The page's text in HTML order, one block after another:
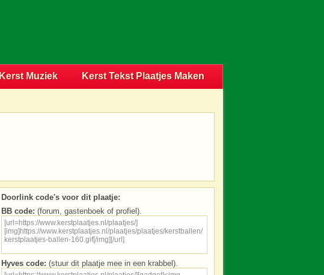
Kerst Muziek Kerst Tekst Plaatjes Maken
Doorlink code's voor dit plaatje:
BB code: (forum, gastenboek of profiel).
Hyves code: (stuur dit plaatje mee in een krabbel).